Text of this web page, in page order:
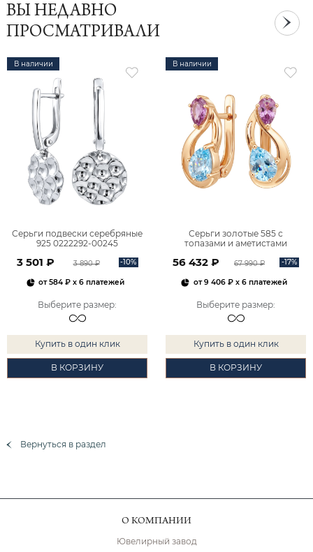
ВЫ НЕДАВНО
ПРОСМАТРИВАЛИ
В наличии
Серьги подвески серебряные
925 0222292-00245
3 501 ₽ 3 890 ₽ -10%
от584 ₽ x 6 платежей
Выберите размер:
Купить в один клик
В КОРЗИНУ
В наличии
Серьги золотые 585 с
топазами и аметистами
56 432 ₽ 67 990 ₽ -17%
от9 406 ₽x 6 платежей
Выберите размер:
Купить в один клик
В КОРЗИНУ
Вернуться в раздел
О КОМПАНИИ
Ювелирный завод